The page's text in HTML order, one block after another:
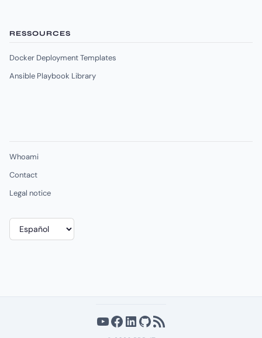
RESSOURCES
Docker Deployment Templates
Ansible Playbook Library
Whoami
Contact
Legal notice
Elegir
un
YouTube
Facebook
LinkedIn
GitHub
Feed RSS